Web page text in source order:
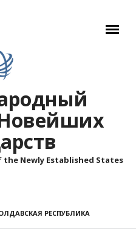
Newly Established States
РЕСПУБЛИКА